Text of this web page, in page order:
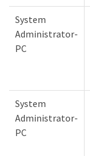
System
Administrator-
PC
System
Administrator-
PC